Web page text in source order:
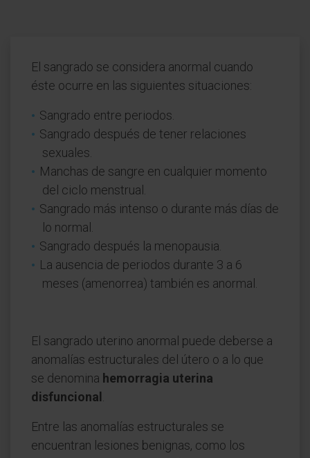
El sangrado se considera anormal cuando
éste ocurre en las siguientes situaciones:
Sangrado entre periodos.
Sangrado después de tener relaciones
sexuales.
Manchas de sangre en cualquier momento
del ciclo menstrual.
Sangrado más intenso o durante más días de
lo normal.
Sangrado después la menopausia.
La ausencia de periodos durante 3 a 6
meses (amenorrea) también es anormal.
El sangrado uterino anormal puede deberse a
anomalías estructurales del útero o a lo que
se denomina hemorragia uterina
disfuncional
Entre las anomalías estructurales se
encuentran lesiones benignas, como los